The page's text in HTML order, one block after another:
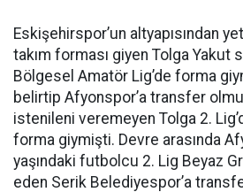
Eskişehirspor’un altyapısından
takım forması giyen Tolga Yakut
Bölgesel Amatör Lig’de forma
belirtip Afyonspor’a transfer
istenileni veremeyen Tolga 2.
forma giymişti. Devre arasında
yaşındaki futbolcu 2. Lig Beyaz
eden Serik Belediyespor’a